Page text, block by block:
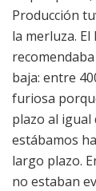
Producción
la merluza.
baja: entre
furiosa
plazo al igual
estábamos
largo plazo.
no estaban